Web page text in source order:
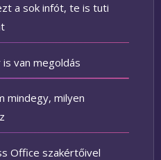
a sok infót, te is tuti
van megoldás
mindegy, milyen
Office szakértőivel